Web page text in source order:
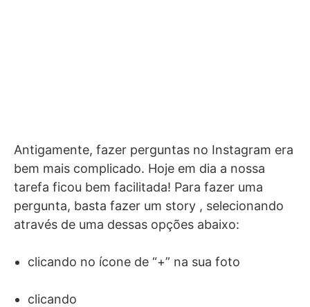
Antigamente, fazer perguntas no Instagram era
bem mais complicado. Hoje em dia a nossa
tarefa ficou bem facilitada! Para fazer uma
pergunta, basta fazer um story , selecionando
através de uma dessas opções abaixo:
clicando no ícone de “+” na sua foto
clicando